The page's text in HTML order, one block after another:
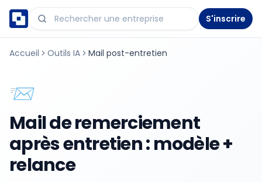
S'inscrire
Accueil Outils IA Mail post-entretien
📨
Mail de remerciement
après entretien : modèle +
relance